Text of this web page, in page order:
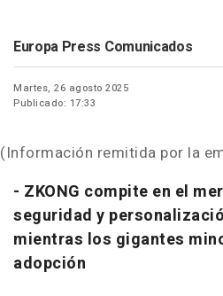
Europa Press Comunicados
Martes, 26 agosto 2025
Publicado: 17:33
(Información remitida por la
- ZKONG compite en el
seguridad y
mientras los gigantes
adopción